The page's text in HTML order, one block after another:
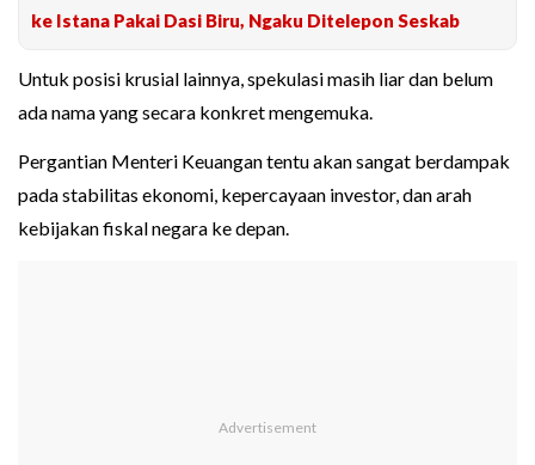
ke Istana Pakai Dasi Biru, Ngaku Ditelepon Seskab
Untuk posisi krusial lainnya, spekulasi masih liar dan belum
ada nama yang secara konkret mengemuka.
Pergantian Menteri Keuangan tentu akan sangat berdampak
pada stabilitas ekonomi, kepercayaan investor, dan arah
kebijakan fiskal negara ke depan.